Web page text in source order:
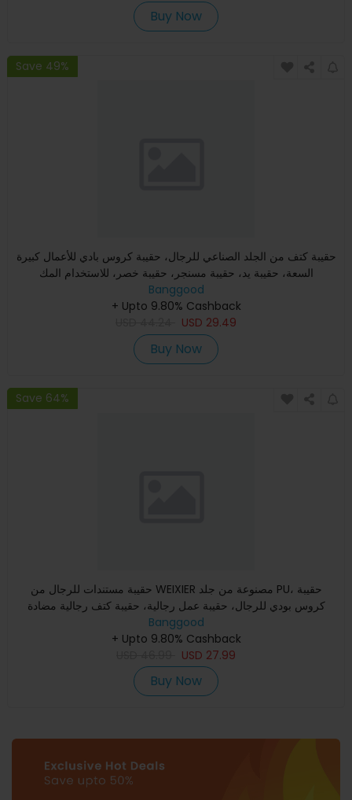
Buy Now
Save 49%
حقيبة كتف من الجلد الصناعي للرجال، حقيبة كروس بادي للأعمال كبيرة
السعة، حقيبة يد، حقيبة مسنجر، حقيبة خصر، للاستخدام المك
Banggood
+ Upto 9.80% Cashback
USD 29.49
Buy Now
Save 64%
حقيبة مستندات للرجال من WEIXIER مصنوعة من جلد PU، حقيبة
كروس بودي للرجال، حقيبة عمل رجالية، حقيبة كتف رجالية مضادة
للماء
Banggood
+ Upto 9.80% Cashback
USD 27.99
Buy Now